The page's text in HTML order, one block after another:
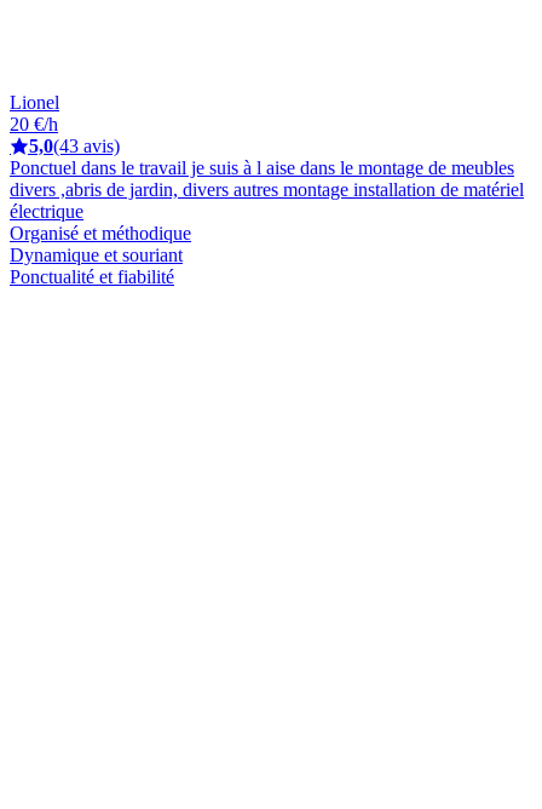
Lionel
20 €/h
5,0(43 avis)
Ponctuel dans le travail je suis à l aise dans le montage de meubles
divers ,abris de jardin, divers autres montage installation de matériel
électrique
Organisé et méthodique
Dynamique et souriant
Ponctualité et fiabilité